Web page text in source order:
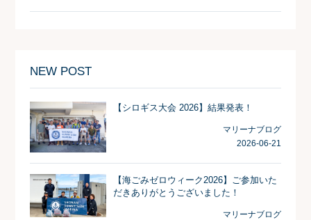
NEW POST
【シロギス大会 2026】結果発表！
マリーナブログ
2026-06-21
【海ごみゼロウィーク2026】ご参加いた
だきありがとうございました！
マリーナブログ